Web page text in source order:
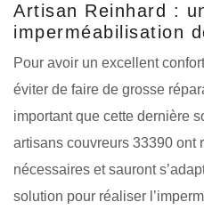
Artisan Reinhard :
imperméabilisation
Pour avoir un excellent
éviter de faire de grosse
important que cette dernière
artisans couvreurs 33390 ont
nécessaires et sauront
solution pour réaliser